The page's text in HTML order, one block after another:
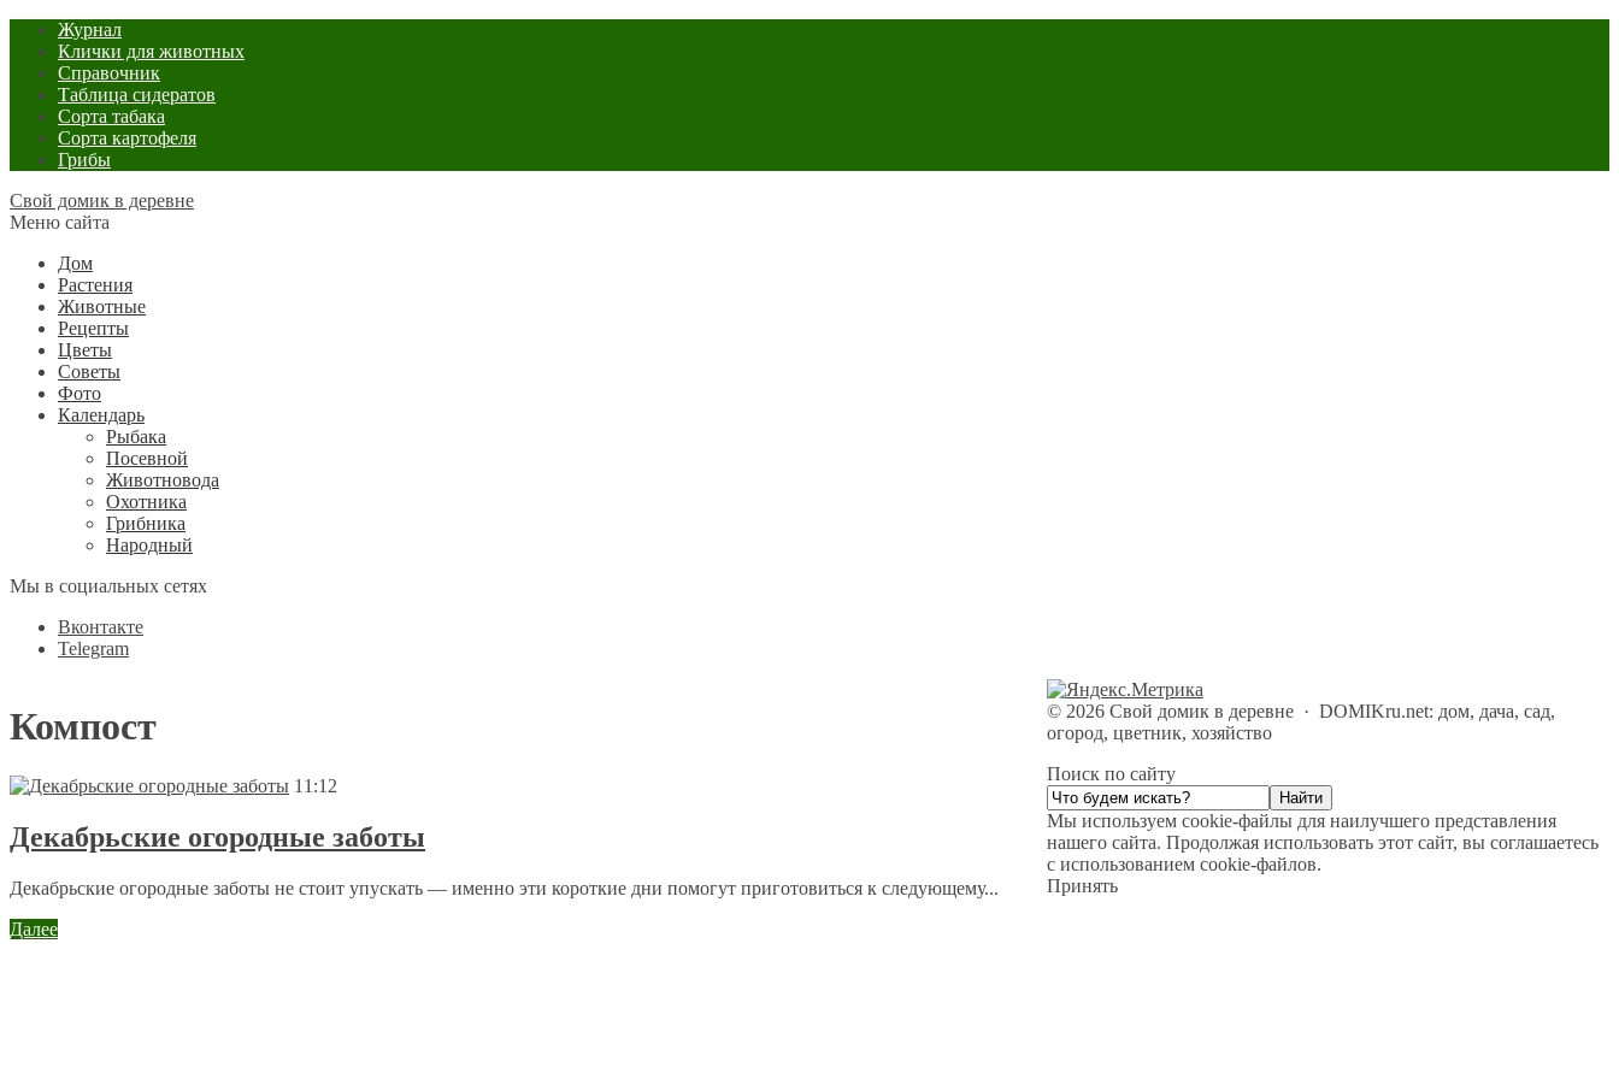
Журнал
Клички для животных
Справочник
Таблица сидератов
Сорта табака
Сорта картофеля
Грибы
Свой домик в деревне
Меню сайта
Дом
Растения
Животные
Рецепты
Цветы
Советы
Фото
Календарь
Рыбака
Посевной
Животновода
Охотника
Грибника
Народный
Мы в социальных сетях
Вконтакте
Telegram
Компост
11:12
Декабрьские огородные заботы
Декабрьские огородные заботы не стоит упускать — именно эти короткие дни помогут приготовиться к следующему...
Далее
© 2026 Свой домик в деревне· DOMIKru.net: дом, дача, сад,
огород, цветник, хозяйство
Поиск по сайту
Мы используем cookie-файлы для наилучшего представления
нашего сайта. Продолжая использовать этот сайт, вы соглашаетесь
с использованием cookie-файлов.
Принять